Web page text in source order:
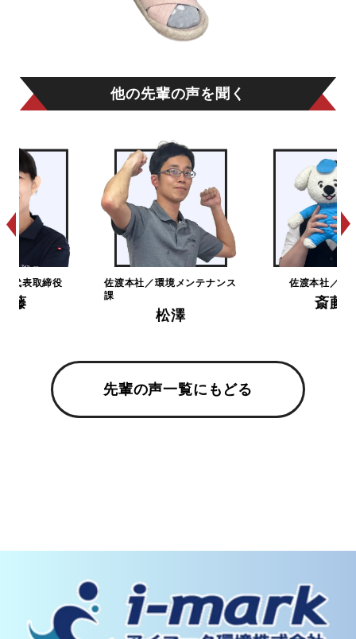
他の先輩の声を聞く
佐渡本社／環境メンテナンス
佐渡本社／総務課
先輩の声一覧にもどる